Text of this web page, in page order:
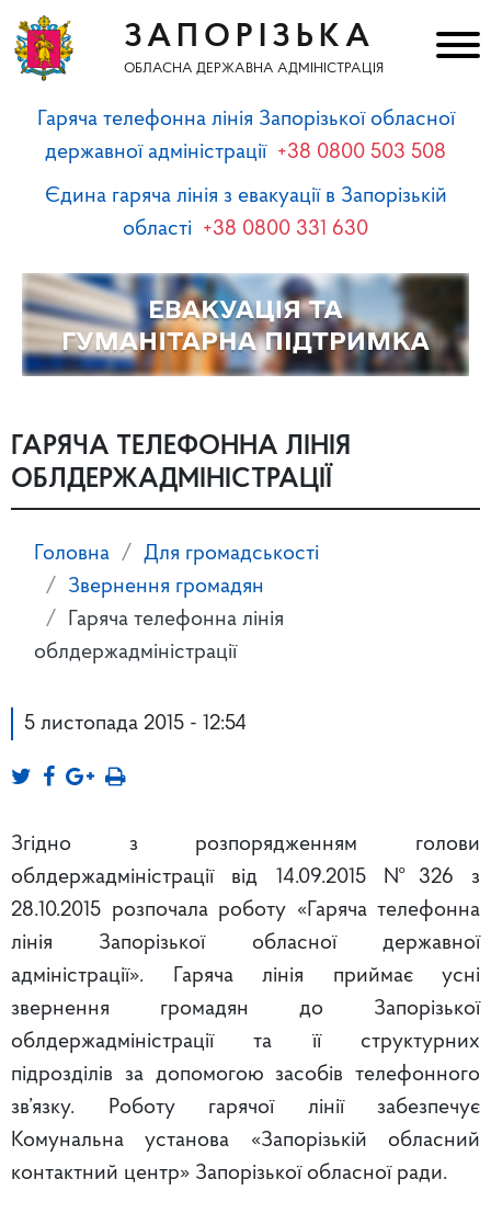
ЗАПОРІЗЬКА
ОБЛАСНА ДЕРЖАВНА АДМІНІСТРАЦІЯ
Гаряча телефонна лінія Запорізької обласної
державної адміністрації +38 0800 503 508
Єдина гаряча лінія з евакуації в Запорізькій
області +38 0800 331 630
ГАРЯЧА ТЕЛЕФОННА ЛІНІЯ
ОБЛДЕРЖАДМІНІСТРАЦІЇ
Головна
Для громадськості
Звернення громадян
Гаряча телефонна лінія
облдержадміністрації
5 листопада 2015 - 12:54
Згідно з розпорядженням голови
облдержадміністрації від 14.09.2015 №326 з
28.10.2015 розпочала роботу «Гаряча телефонна
лінія Запорізької обласної державної
адміністрації». Гаряча лінія приймає усні
звернення громадян до Запорізької
облдержадміністрації та її структурних
підрозділів за допомогою засобів телефонного
зв’язку. Роботу гарячої лінії забезпечує
Комунальна установа «Запорізькій обласний
контактний центр» Запорізької обласної ради.